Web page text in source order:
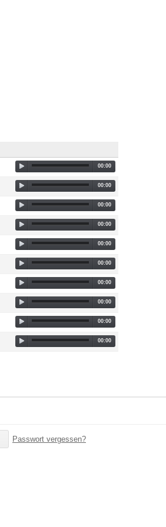
00:00
00:00
00:00
00:00
00:00
00:00
00:00
00:00
00:00
00:00
Passwort vergessen?